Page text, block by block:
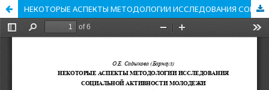
НЕКОТОРЫЕ АСПЕКТЫ МЕТОДОЛОГИИ ИССЛЕДОВАНИЯ СОЦИАЛЬНОЙ АКТИВНОСТИ МОЛОДЕЖИ